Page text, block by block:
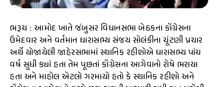
ભરૂચ : આમોદ ખાતે જંબુસર વિધાનસભા બેઠકના કોંગ્રેસના
ઉમેદવાર અને વર્તમાન ધારાસભ્ય સંજય સોલંકીના ચૂંટણી પ્રચાર
અર્થે યોજાયેલી જાહેરસભામાં સ્થાનિક રહીશોએ ધારાસભ્ય પાંચ
વર્ષ સુધી ક્યાં હતા તેમ પૂછતાં કોંગ્રેસના આગેવાનો રોષે ભરાયા
હતા અને માહોલ એટલો ગરમાયો હતો કે સ્થાનિક રહીશો અને